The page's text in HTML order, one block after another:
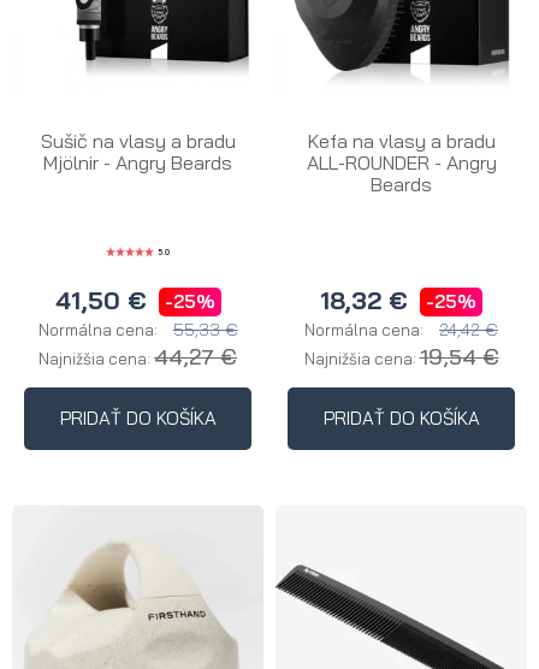
Sušič na vlasy a bradu
Mjölnir - Angry Beards
5.0
41,50 € -25%
Normálna cena: 55,33 €
Najnižšia cena: 44,27 €
PRIDAŤ DO KOŠÍKA
Kefa na vlasy a bradu
ALL-ROUNDER - Angry
Beards
18,32 € -25%
Normálna cena: 24,42 €
Najnižšia cena:19,54 €
PRIDAŤ DO KOŠÍKA